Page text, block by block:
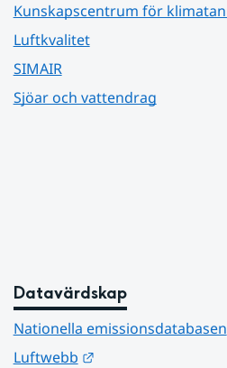
Kunskapscentrum för
Luftkvalitet
SIMAIR
Sjöar och vattendrag
Datavärdskap
Nationella emissionsdatabasen
Luftwebb
Länk till annan